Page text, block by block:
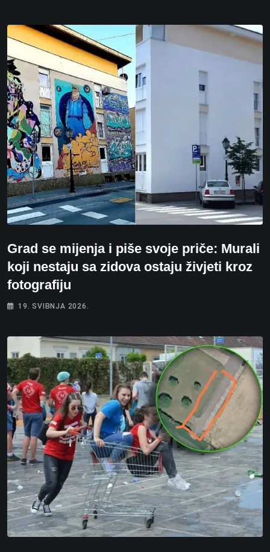
Grad se mijenja i piše svoje priče: Murali
koji nestaju sa zidova ostaju živjeti kroz
fotografiju
19. SVIBNJA 2026.